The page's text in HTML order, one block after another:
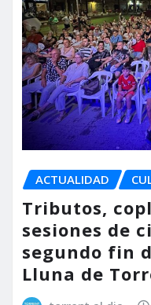
ACTUALIDAD
Tributos,
sesiones de
segundo fin
Lluna de